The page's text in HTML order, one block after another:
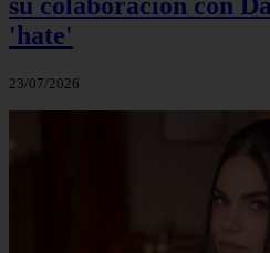
'hate'
23/07/2026